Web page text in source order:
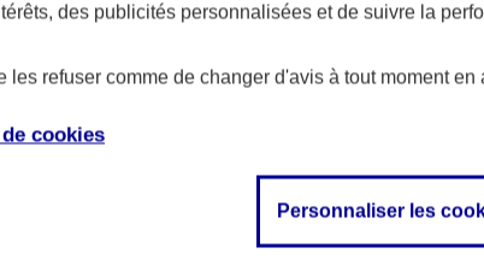
des publicités personnalisées et de suivre la
les refuser comme de changer d'avis à tout moment en
cookies
Personnaliser les